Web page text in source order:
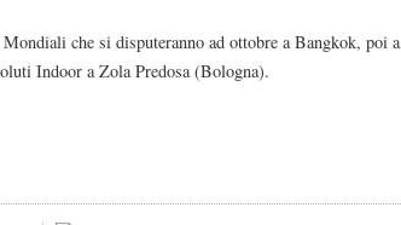
che si disputeranno ad ottobre a Bangkok, poi a
Indoor a Zola Predosa (Bologna).